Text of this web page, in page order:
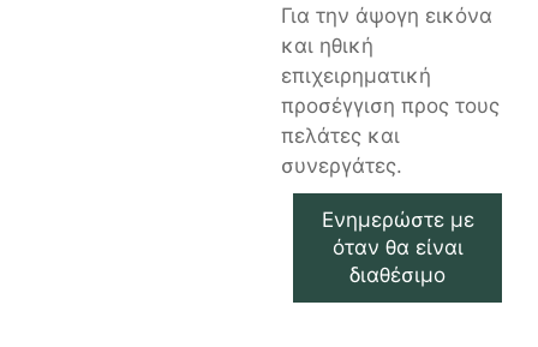
Για την άψογη εικόνα
και ηθική
επιχειρηματική
προσέγγιση προς τους
πελάτες και
συνεργάτες.
Ενημερώστε με
όταν θα είναι
διαθέσιμο